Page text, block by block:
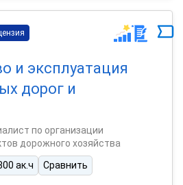
и эксплуатация
дорог и
по организации
дорожного хозяйства
ак.ч Сравнить